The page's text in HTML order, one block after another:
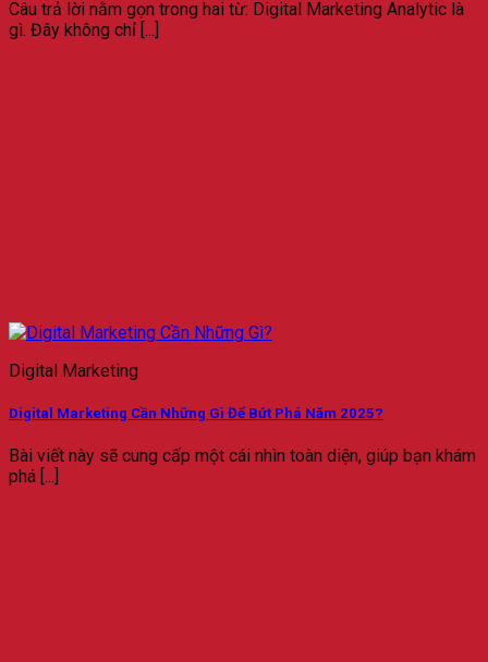
Câu trả lời nằm gọn trong hai từ: Digital Marketing Analytic là
gì. Đây không chỉ [...]
Digital Marketing
Digital Marketing Cần Những Gì Để Bứt Phá Năm 2025?
Bài viết này sẽ cung cấp một cái nhìn toàn diện, giúp bạn khám
phá [...]